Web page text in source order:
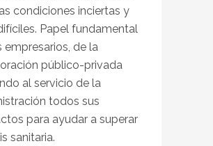
condiciones inciertas y
Papel fundamental
empresarios, de la
público-privada
al servicio de la
todos sus
para ayudar a superar
sanitaria.